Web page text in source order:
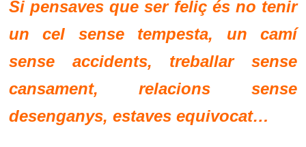
Si pensaves que ser feliç és no tenir
un cel sense tempesta, un camí
sense accidents, treballar sense
cansament, relacions sense
desenganys, estaves equivocat…